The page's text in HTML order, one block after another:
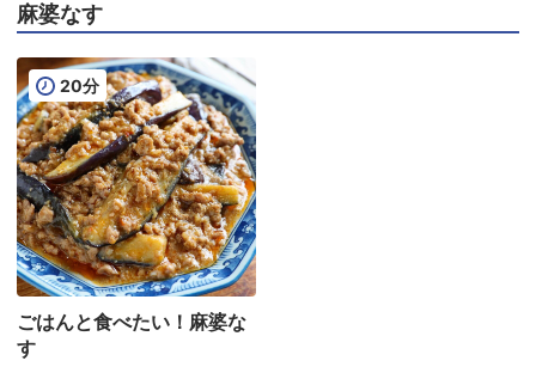
麻婆なす
20分
ごはんと食べたい！麻婆な
す